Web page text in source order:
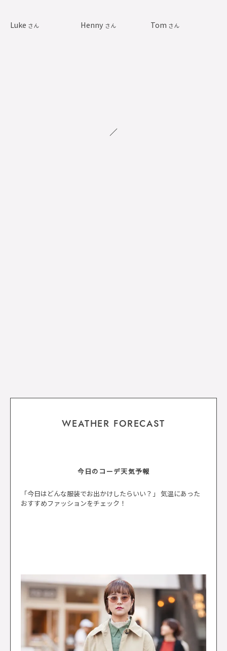
Luke さん Henny さん Tom さん
WEATHER FORECAST
今日のコーデ天気予報
「今日はどんな服装でお出かけしたらいい？」 気温にあった
おすすめファッションをチェック！